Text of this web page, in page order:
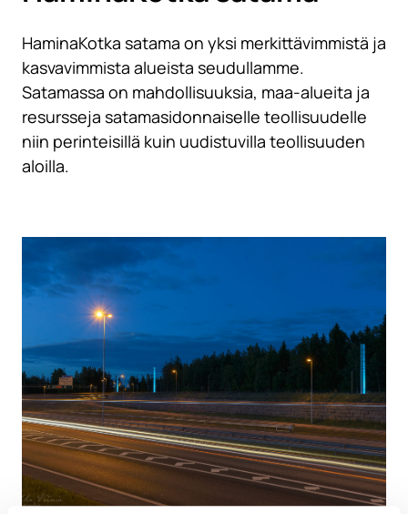
HaminaKotka satama on yksi merkittävimmistä ja
kasvavimmista alueista seudullamme.
Satamassa on mahdollisuuksia, maa-alueita ja
resursseja satamasidonnaiselle teollisuudelle
niin perinteisillä kuin uudistuvilla teollisuuden
aloilla.